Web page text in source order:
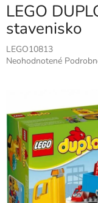
LEGO
stavenisko
LEGO10813
Priemerné
z
hviezdičiek.
Neohodnotené